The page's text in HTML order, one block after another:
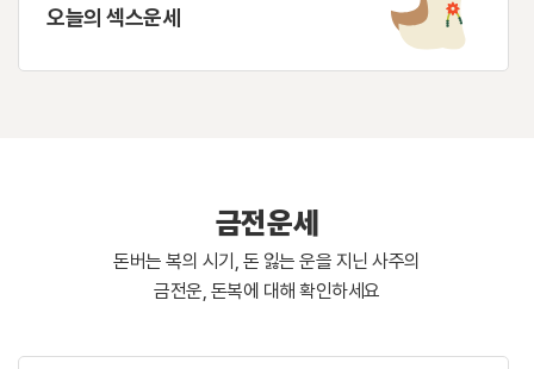
오늘의 섹스운세
금전운세
돈버는 복의 시기, 돈 잃는 운을 지닌 사주의
금전운, 돈복에 대해 확인하세요